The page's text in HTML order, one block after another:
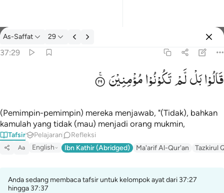
tafsir: As-Saffat 37:29
As-Saffat 29
37:29
قَالُوا۟ بَل لَّمْ تَكُونُوا۟ مُؤْمِنِينَ ٢٩
قَالُوْابَلْلَّمْتَكُوْنُوْامُؤْمِنِیْنَ
(Pemimpin-pemimpin) mereka menjawab, "(Tidak), bahkan
kamulah yang tidak (mau) menjadi orang mukmin,
Tafsir Pelajaran Refleksi
Aa English Ibn Kathir (Abridged) Ma'arif Al-Qur'an Tazkirul
Anda sedang membaca tafsir untuk kelompok ayat dari 37:27
hingga 37:37